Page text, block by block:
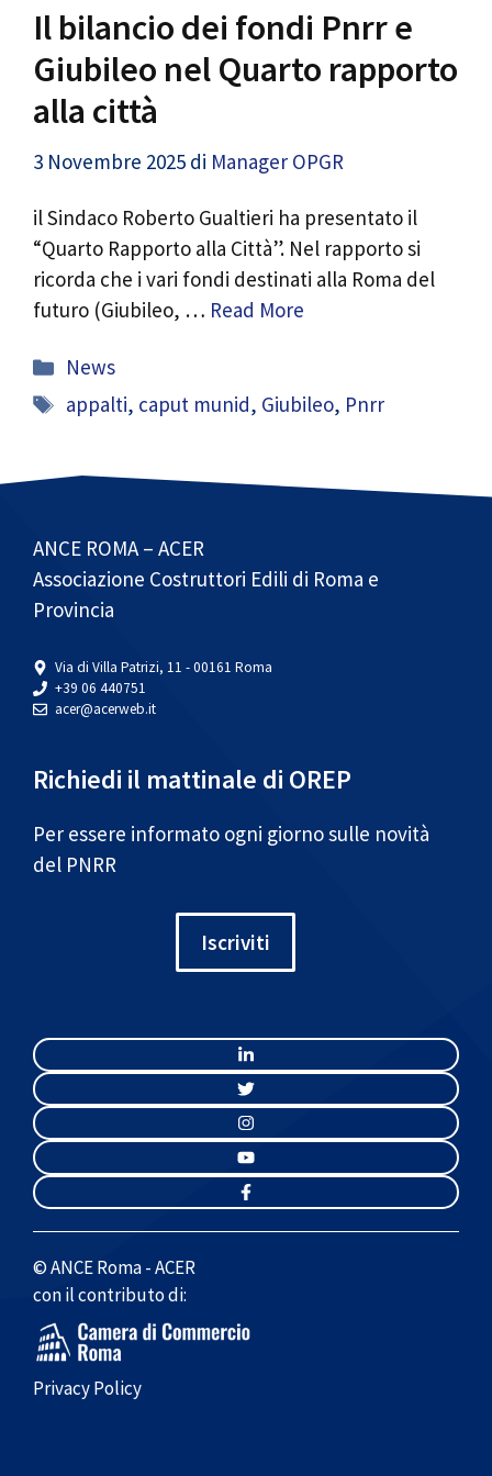
Il bilancio dei fondi Pnrr e
Giubileo nel Quarto rapporto
alla città
3 Novembre 2025 di Manager OPGR
il Sindaco Roberto Gualtieri ha presentato il
“Quarto Rapporto alla Città”. Nel rapporto si
ricorda che i vari fondi destinati alla Roma del
futuro (Giubileo, … Read More
Categorie
News
Tag
appalti, caput munid, Giubileo, Pnrr
ANCE ROMA – ACER
Associazione Costruttori Edili di Roma e
Provincia
Via di Villa Patrizi, 11 - 00161 Roma
+39 06 440751
acer@acerweb.it
Richiedi il mattinale di OREP
Per essere informato ogni giorno sulle novità
del PNRR
Iscriviti
© ANCE Roma - ACER
con il contributo di:
Privacy Policy